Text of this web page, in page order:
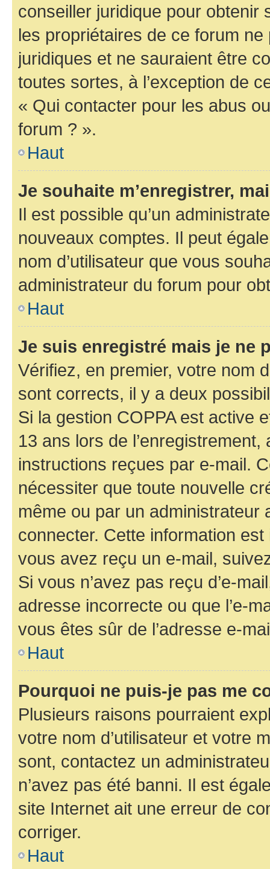
conseiller juridique pour obtenir
les propriétaires de ce forum
juridiques et ne sauraient être
toutes sortes, à l’exception de
« Qui contacter pour les abus
forum ? ».
Haut
Je souhaite m’enregistrer,
Il est possible qu’un
nouveaux comptes. Il peut
nom d’utilisateur que vous
administrateur du forum pour
Haut
Je suis enregistré mais je ne
Vérifiez, en premier, votre nom
sont corrects, il y a deux
Si la gestion COPPA est active
13 ans lors de
instructions reçues par e-mail.
nécessiter que toute nouvelle
même ou par un
connecter. Cette information
vous avez reçu un e-mail,
Si vous n’avez pas reçu d’e-
adresse incorrecte ou que l’e-
vous êtes sûr de l’adresse e-
Haut
Pourquoi ne puis-je pas me
Plusieurs raisons pourraient
votre nom d’utilisateur et votre
sont, contactez un
n’avez pas été banni. Il est
site Internet ait une erreur de
corriger.
Haut